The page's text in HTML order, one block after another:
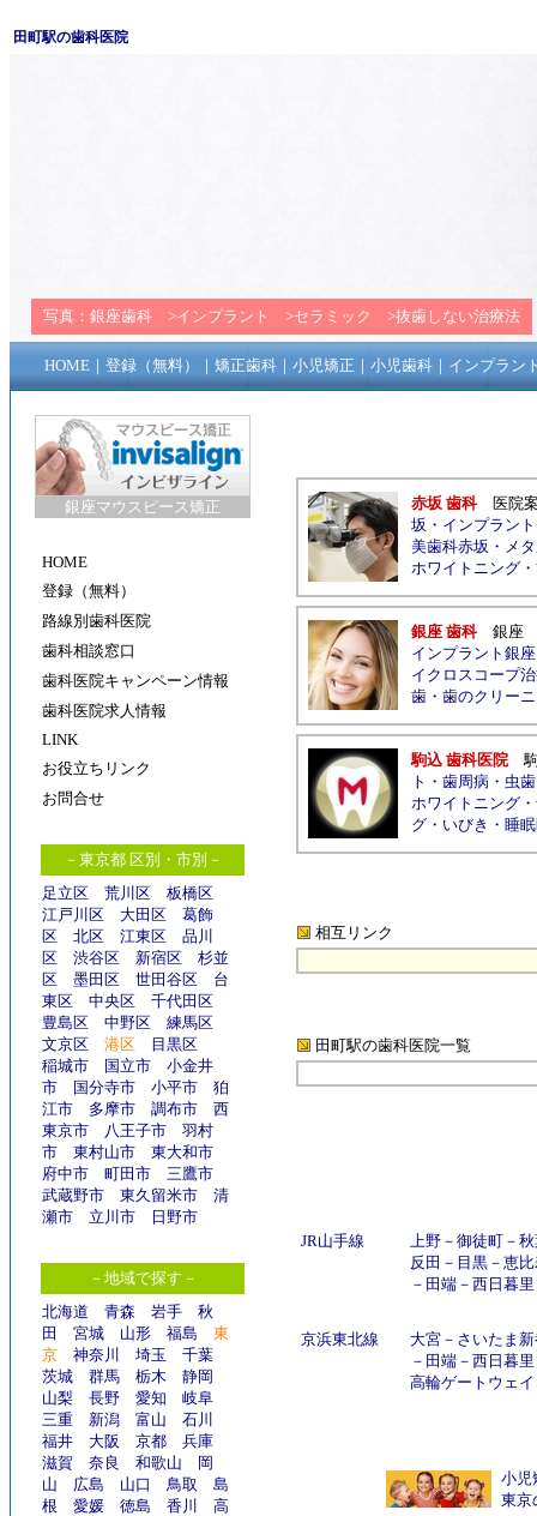
田町駅の歯科医院
写真： 銀座歯科 >インプラント >セラミック >抜歯しない治療法
HOME｜ 登録（無料） ｜ 矯正歯科｜ 小児矯正 ｜ 小児歯科｜ インプラン
銀座マウスピース矯正
HOME
登録（無料）
路線別歯科医院
歯科相談窓口
歯科医院キャンペーン情報
歯科医院求人情報
LINK
お役立ちリンク
お問合せ
－東京都 区別・市別－
足立区
荒川区
板橋区
江戸川区
大田区
葛飾
区
北区 江東区
品川
区
渋谷区 新宿区
杉並
区
墨田区 世田谷区
台
東区
中央区
千代田区
豊島区
中野区
練馬区
文京区
港区
目黒区
稲城市
国立市 小金井
市
国分寺市 小平市
狛
江市
多摩市 調布市
西
東京市
八王子市
羽村
市
東村山市
東大和市
府中市
町田市
三鷹市
武蔵野市
東久留米市
清
瀬市
立川市 日野市
－地域で探す－
北海道
青森 岩手
秋
田
宮城 山形 福島
東
京
神奈川 埼玉
千葉
茨城
群馬 栃木
静岡
山梨
長野 愛知
岐阜
三重
新潟 富山
石川
福井
大阪 京都
兵庫
滋賀
奈良 和歌山
岡
山
広島 山口 鳥取
島
根
愛媛 徳島 香川
高
赤坂 歯科
医院
坂 ・ インプラン
美歯科赤坂 ・ メ
ホワイトニング・
銀座 歯科
銀座
インプラント銀座
イクロスコープ
歯・ 歯のクリー
駒込 歯科医院
ト ・ 歯周病 ・ 虫歯
ホワイトニング・
グ・ いびき ・ 睡
相互リンク
田町駅の歯科医院一覧
JR山手線 上野－ 御徒町－
反田 － 目黒－ 恵比
－ 田端－ 西日暮里
京浜東北線 大宮－ さいたま
－ 田端－ 西日暮里
高輪ゲートウェイ
小児
東京